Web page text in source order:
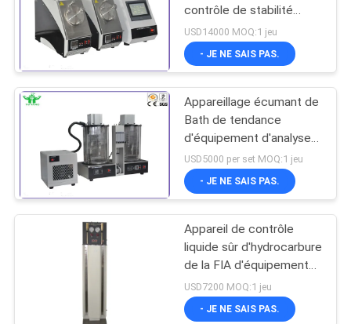
CONTACTEZ-
NOUS
NOUVELLES
DEMANDEZ
UNE
CITATION
contrôle de stabilité
d'oxydation d'huile de
graissage d'équipement
d'analyse d'Auto-Oil
USD14000 MOQ:1 jeu
- JE NE SAIS PAS.
Appareillage écumant de
Bath de tendance
d'équipement d'analyse
d'huile d'ASTM D892
avec le refroidisseur 24
et 93,5
USD5000 per set MOQ:1 jeu
- JE NE SAIS PAS.
Appareil de contrôle
liquide sûr d'hydrocarbure
de la FIA d'équipement
de laboratoire d'analyse
d'huile de pétrole
USD7200 MOQ:1 jeu
- JE NE SAIS PAS.